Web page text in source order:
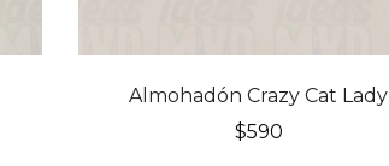
Almohadón Crazy Cat Lady
$590